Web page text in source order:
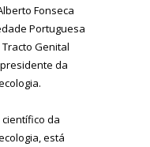
Fonseca
Portuguesa
Genital
da
da
está